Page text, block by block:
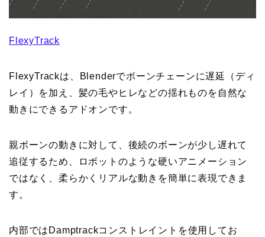
FlexyTrack
FlexyTrackは、Blenderでボーンチェーンに遅延（ディ
レイ）を加え、髪の毛やヒレなどの揺れものを自然な
動きにできるアドオンです。
親ボーンの動きに対して、後続のボーンが少し遅れて
追従するため、ロボットのような硬いアニメーション
ではなく、柔らかくリアルな動きを簡単に表現できま
す。
内部ではDamptrackコンストレイントを使用してお